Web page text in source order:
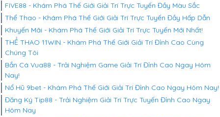
FIVE88 - Khám Phá Thế Giới Giải Trí Trực Tuyến Đầy Màu Sắc
Thể Thao - Khám Phá Thế Giới Giải Trí Trực Tuyến Đầy Hấp Dẫn
Khuyến Mãi - Khám Phá Thế Giới Giải Trí Trực Tuyến Mới Nhất!
THỂ THAO 11WIN - Khám Phá Thế Giới Giải Trí Đỉnh Cao Cùng
Chúng Tôi
Bắn Cá Vua88 - Trải Nghiệm Game Giải Trí Đỉnh Cao Ngay Hôm
Nay!
Nổ Hũ 9bet - Khám Phá Thế Giới Giải Trí Đỉnh Cao Ngay Hôm Nay!
Đăng Ký Tip88 - Trải Nghiệm Giải Trí Trực Tuyến Đỉnh Cao Ngay
Hôm Nay